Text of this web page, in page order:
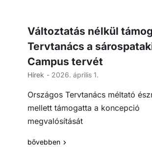
Változtatás nélkül
Tervtanács a
Campus tervét
Hírek - 2026. április 1.
Országos Tervtanács méltató
mellett támogatta a koncepció
megvalósítását
bővebben